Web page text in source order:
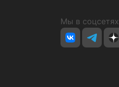
Мы в соцсетях